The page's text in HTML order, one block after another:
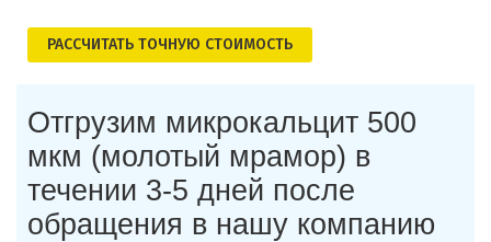
РАСCЧИТАТЬ ТОЧНУЮ СТОИМОСТЬ
Отгрузим микрокальцит 500
мкм (молотый мрамор) в
течении 3-5 дней после
обращения в нашу компанию